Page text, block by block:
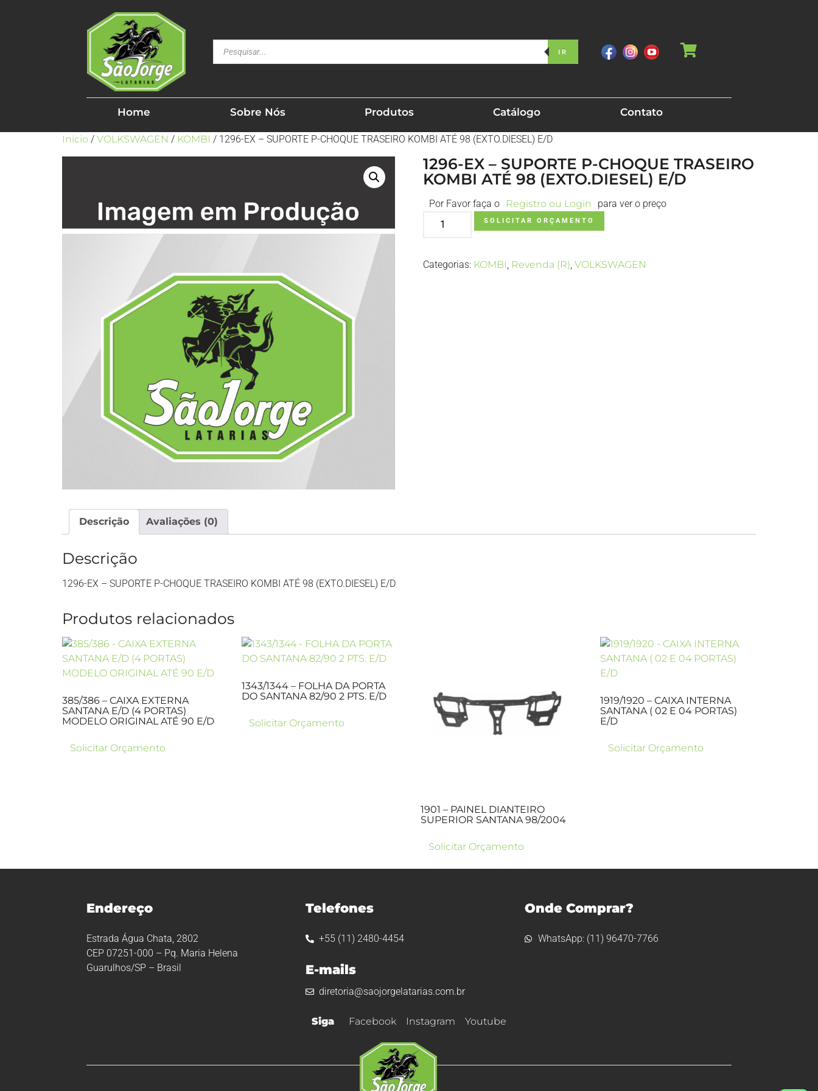
IR
Home Sobre Nós Produtos Catálogo Contato
Início / VOLKSWAGEN / KOMBI / 1296-EX – SUPORTE P-CHOQUE TRASEIRO KOMBI ATÉ 98 (EXTO.DIESEL) E/D
1296-EX – SUPORTE P-CHOQUE TRASEIRO
KOMBI ATÉ 98 (EXTO.DIESEL) E/D
Por Favor faça o Registro ou Login para ver o preço
SOLICITAR ORÇAMENTO
Categorias: KOMBI, Revenda (R), VOLKSWAGEN
Descrição Avaliações (0)
Descrição
1296-EX – SUPORTE P-CHOQUE TRASEIRO KOMBI ATÉ 98 (EXTO.DIESEL) E/D
Produtos relacionados
385/386 – CAIXA EXTERNA
SANTANA E/D (4 PORTAS)
MODELO ORIGINAL ATÉ 90 E/D
Solicitar Orçamento
1343/1344 – FOLHA DA PORTA
DO SANTANA 82/90 2 PTS. E/D
Solicitar Orçamento
1901 – PAINEL DIANTEIRO
SUPERIOR SANTANA 98/2004
Solicitar Orçamento
1919/1920 – CAIXA INTERNA
SANTANA ( 02 E 04 PORTAS)
E/D
Solicitar Orçamento
Endereço
Estrada Água Chata, 2802
CEP 07251-000 – Pq. Maria Helena
Guarulhos/SP – Brasil
Telefones
+55 (11) 2480-4454
E-mails
diretoria@saojorgelatarias.com.br
Onde Comprar?
WhatsApp: (11) 96470-7766
Siga Facebook Instagram Youtube